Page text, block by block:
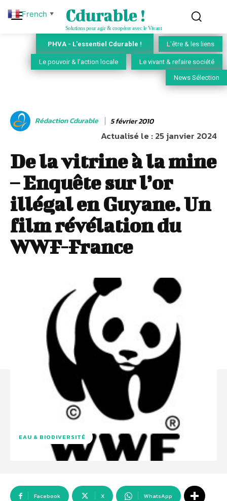
Cdurable !
Solutions pour agir & coopérer avec le Vivant
PHVA - L'essentiel Cdurable ! L'être & les liens
Le pouvoir & l'action locale Le vivant & refaire société
News Sélection
Rédaction Cdurable 5 février 2010
Actualisé le :25 janvier 2024
De la vitrine à la mine
– Enquête sur l’or
illégal en Guyane. Un
film révélation du
WWF-France
EAU & BIODIVERSITÉ
Facebook X WhatsApp
French ▼